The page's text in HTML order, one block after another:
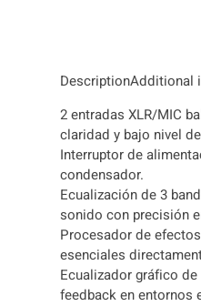
DescriptionAdditional
2 entradas XLR/MIC
claridad y bajo nivel
Interruptor de
condensador.
Ecualización de 3
sonido con precisión
Procesador de
esenciales
Ecualizador gráfico
feedback en entornos